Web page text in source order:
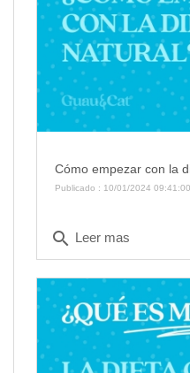
Cómo empezar con la
Publicado : 10/01/2024 09:41:00
search Leer mas